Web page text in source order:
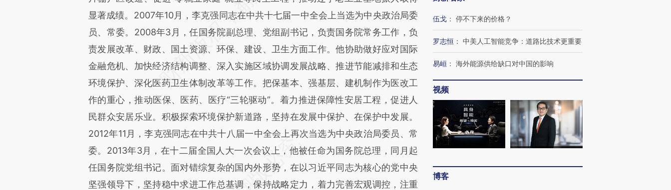
显著成绩。2007年10月，李克强同志在中共十七届一中全会上当选为中央政治局委
员、常委。2008年3月，任国务院副总理、党组副书记，负责国务院常务工作，负
责发展改革、财政、国土资源、环保、建设、卫生方面工作。他协助做好应对国际
金融危机、加快经济结构调整、深入实施区域协调发展战略、推进节能减排和生态
环境保护、深化医药卫生体制改革等工作。把保基本、强基层、建机制作为医改工
作的重心，推动医保、医药、医疗“三轮驱动”。着力推进保障性安居工程，促进人
民群众安居乐业。积极探索环境保护新道路，坚持在发展中保护、在保护中发展。
2012年11月，李克强同志在中共十八届一中全会上再次当选为中央政治局委员、常
委。2013年3月，在十二届全国人大一次会议上，他被任命为国务院总理，同月起
任国务院党组书记。面对错综复杂的国内外形势，在以习近平同志为核心的党中央
坚强领导下，坚持稳中求进工作总基调，保持战略定力，着力完善宏观调控，注重
伍戈 ： 停不下来的价格？
罗志恒 ： 中美人工智能竞争：道路比技术更重要
易峘 ： 海外能源供给缺口对中国的影响
视频
博客